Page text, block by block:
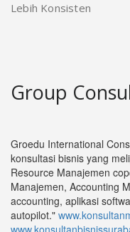
Lebih Konsisten
Group
Groedu International
konsultasi bisnis yang
Resource Manajemen
Manajemen, Accounting
accounting, aplikasi
autopilot."